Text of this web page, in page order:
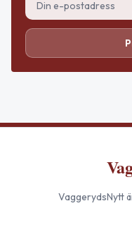
VaggerydsNytt